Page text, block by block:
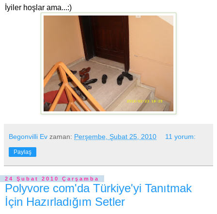
İyiler hoşlar ama...:)
Begonvilli Ev zaman: Perşembe, Şubat 25, 2010 11 yorum:
Paylaş
24 Şubat 2010 Çarşamba
Polyvore com'da Türkiye'yi Tanıtmak
İçin Hazırladığım Setler